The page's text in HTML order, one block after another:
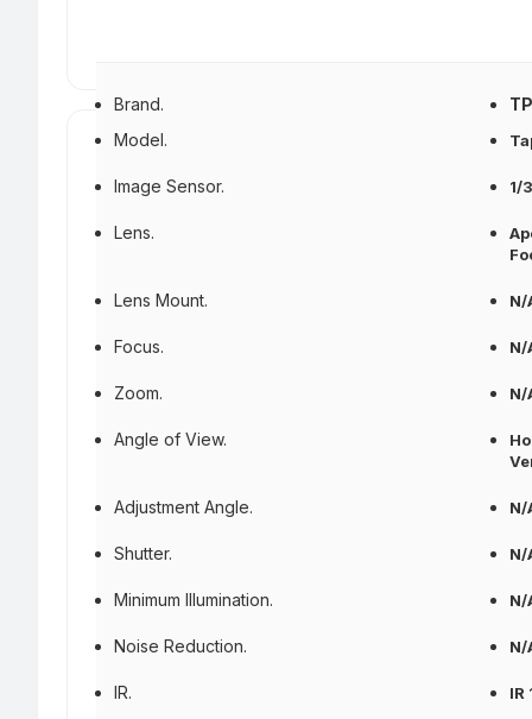
Brand.
Model.
Image Sensor. 1/
Lens.
Lens Mount. N/
Focus. N/
Zoom. N/
Angle of View.
Adjustment Angle. N/
Shutter. N/
Minimum Illumination. N/
Noise Reduction. N/
IR. IR